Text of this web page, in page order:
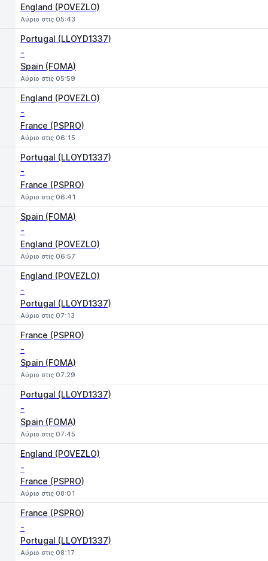
England (POVEZLO)
Αύριο στις 05:43
Portugal (LLOYD1337)
-
Spain (FOMA)
Αύριο στις 05:59
England (POVEZLO)
-
France (PSPRO)
Αύριο στις 06:15
Portugal (LLOYD1337)
-
France (PSPRO)
Αύριο στις 06:41
Spain (FOMA)
-
England (POVEZLO)
Αύριο στις 06:57
England (POVEZLO)
-
Portugal (LLOYD1337)
Αύριο στις 07:13
France (PSPRO)
-
Spain (FOMA)
Αύριο στις 07:29
Portugal (LLOYD1337)
-
Spain (FOMA)
Αύριο στις 07:45
England (POVEZLO)
-
France (PSPRO)
Αύριο στις 08:01
France (PSPRO)
-
Portugal (LLOYD1337)
Αύριο στις 08:17